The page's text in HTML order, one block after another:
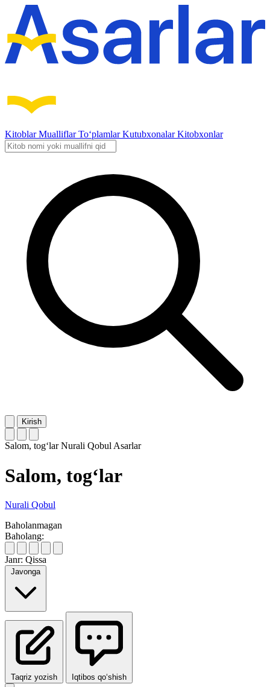
KitoblarMualliflarTo‘plamlarKutubxonalarKitobxonlar
Kirish
Salom, tog‘lar Nurali QobulAsarlar
Salom, tog‘lar
Nurali Qobul
Baholanmagan
Baholang:
Janr: Qissa
Javonga
Taqriz yozish Iqtibos qo‘shish